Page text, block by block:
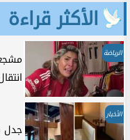
الأكثر قراءة
الرياضة
الأخبار
جدل